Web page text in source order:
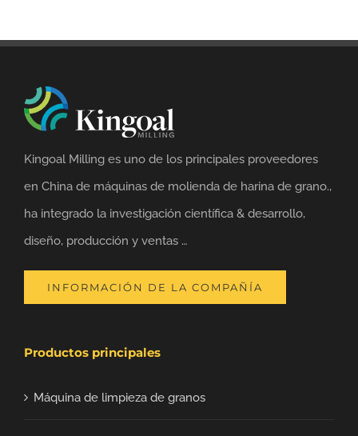
Kingoal Milling es uno de los principales proveedores
en China de máquinas de molienda de harina de grano.,
ha integrado la investigación científica & desarrollo,
diseño, producción y ventas …
INFORMACIÓN DE LA COMPAÑÍA
Productos principales
Máquina de limpieza de granos